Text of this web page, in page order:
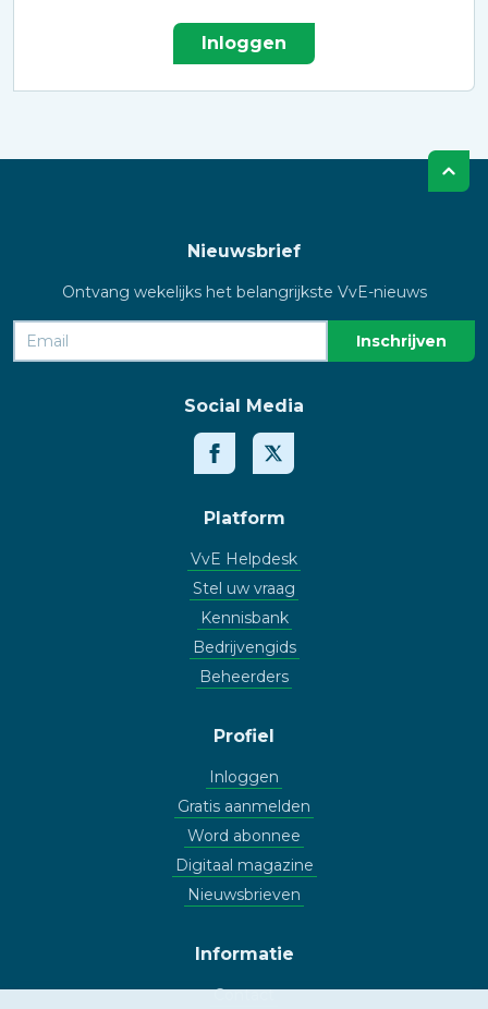
Inloggen
Nieuwsbrief
Ontvang wekelijks het belangrijkste VvE-nieuws
Social Media
Platform
VvE Helpdesk
Stel uw vraag
Kennisbank
Bedrijvengids
Beheerders
Profiel
Inloggen
Gratis aanmelden
Word abonnee
Digitaal magazine
Nieuwsbrieven
Informatie
Contact